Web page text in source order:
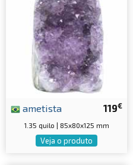
119€
ametista
1.35 quilo | 85x80x125 mm
Veja o produto